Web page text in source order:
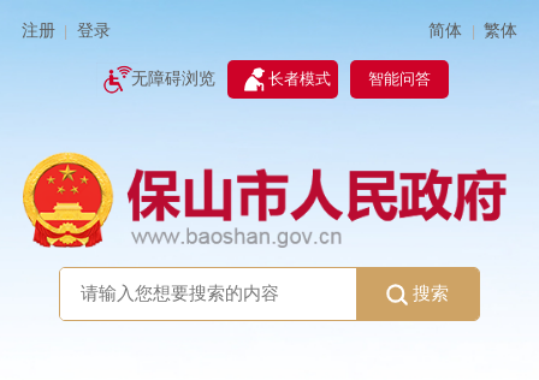
注册 登录 简体 | 繁体
无障碍浏览 长者模式 智能问答
搜索